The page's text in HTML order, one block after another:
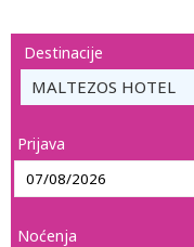
Destinacije
MALTEZOS HOTEL
Prijava
Noćenja